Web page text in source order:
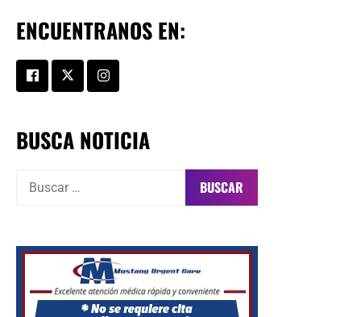
ENCUENTRANOS EN:
BUSCA NOTICIA
Buscar: